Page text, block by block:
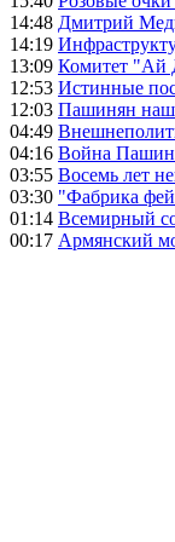
14:48 Дмитрий
14:19
13:09 Комитет "Ай
12:53 Истинные
12:03 Пашинян
04:49
04:16 Война
03:55 Восемь лет
03:30 "Фабрика
01:14 Всемирный
00:17 Армянский